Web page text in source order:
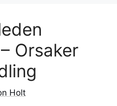
Orsaker
Holt